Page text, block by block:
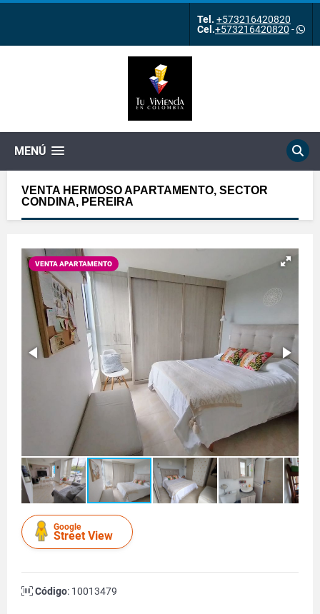
Tel. +573216420820
Cel.+573216420820 -
MENÚ
VENTA HERMOSO APARTAMENTO, SECTOR
CONDINA, PEREIRA
VENTA APARTAMENTO
Google
Street View
Código: 10013479